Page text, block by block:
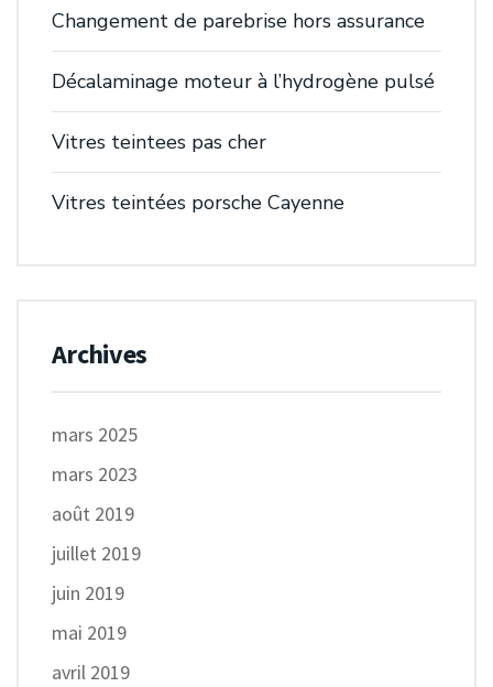
Changement de parebrise hors assurance
Décalaminage moteur à l’hydrogène pulsé
Vitres teintees pas cher
Vitres teintées porsche Cayenne
Archives
mars 2025
mars 2023
août 2019
juillet 2019
juin 2019
mai 2019
avril 2019